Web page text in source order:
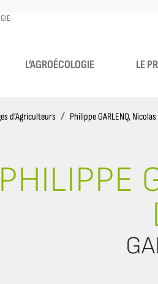
L’AGROÉCOLOGIE LE
d’Agriculteurs Philippe GARLENQ,
PHILIPPE